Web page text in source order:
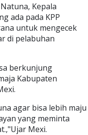
Kepala
ada pada KPP
untuk mengecek
di pelabuhan
berkunjung
Kabupaten
agar bisa lebih maju
yang meminta
Mexi.